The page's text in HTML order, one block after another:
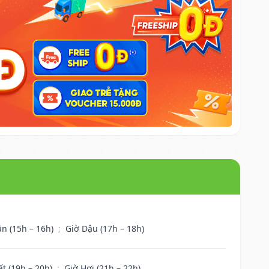
(15h – 16h) ; Giờ Dậu (17h – 18h)